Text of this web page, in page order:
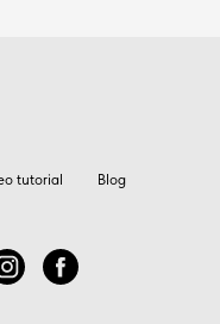
tutorial Blog